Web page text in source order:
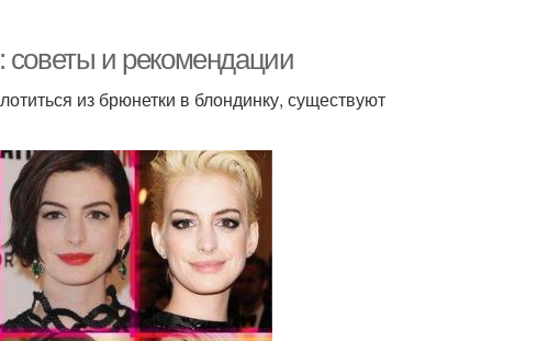
советы и рекомендации
из брюнетки в блондинку, существуют